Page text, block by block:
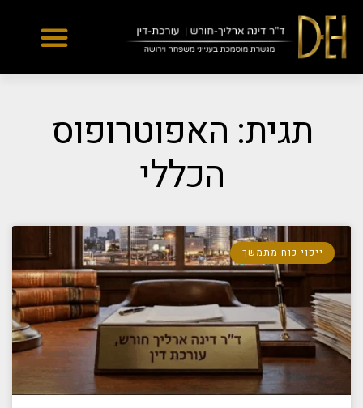
Yes
...
תגית: האפוטרופוס
הכללי
ייפוי כוח מתמשך